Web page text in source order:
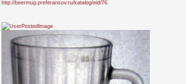
http://beermug.preferansov.ru/katalog/eid/76